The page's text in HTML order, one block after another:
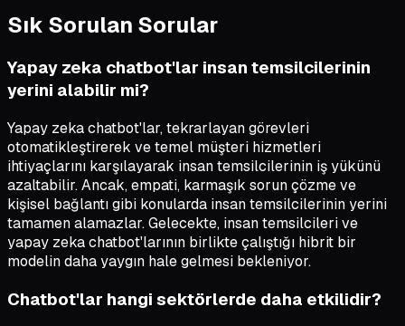
Sık Sorulan Sorular
Yapay zeka chatbot'lar insan temsilcilerinin
yerini alabilir mi?
Yapay zeka chatbot'lar, tekrarlayan görevleri
otomatikleştirerek ve temel müşteri hizmetleri
ihtiyaçlarını karşılayarak insan temsilcilerinin iş yükünü
azaltabilir. Ancak, empati, karmaşık sorun çözme ve
kişisel bağlantı gibi konularda insan temsilcilerinin yerini
tamamen alamazlar. Gelecekte, insan temsilcileri ve
yapay zeka chatbot'larının birlikte çalıştığı hibrit bir
modelin daha yaygın hale gelmesi bekleniyor.
Chatbot'lar hangi sektörlerde daha etkilidir?